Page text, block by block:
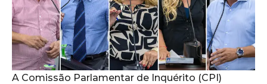
A Comissão Parlamentar de Inquérito (CPI)